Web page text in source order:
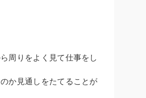
周りをよく見て仕事をし
か見通しをたてることが